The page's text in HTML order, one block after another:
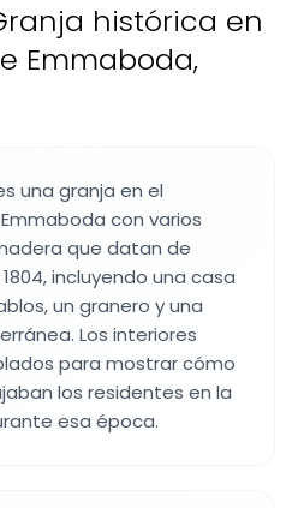
histórica en
Emmaboda,
una granja en el
con varios
que datan de
incluyendo una casa
un granero y una
Los interiores
para mostrar cómo
los residentes en la
esa época.